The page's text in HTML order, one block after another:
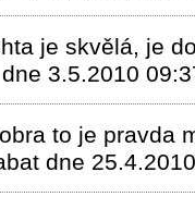
je skvělá, je
3.5.2010
to je pravda
dne